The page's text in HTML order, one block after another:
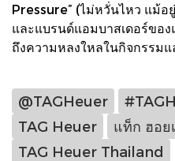
Pressure” (ไม่หวั่นไหว แม้
และแบรนด์แอมบาสเดอร์ขอ
ถึงความหลงใหลในกิจกรรม
@TAGHeuer
TAG Heuer
แท็ก ฮอย
TAG Heuer Thailand